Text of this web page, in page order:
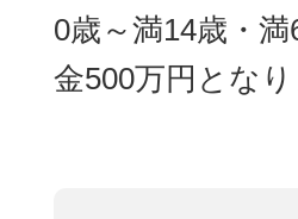
0歳～満14歳・
金500万円となり